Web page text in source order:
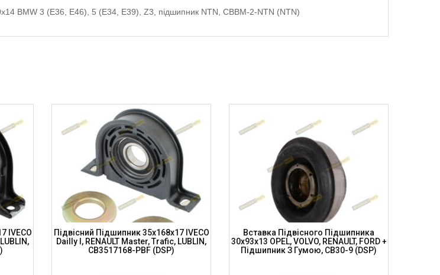
BMW 3 (E36, E46), 5 (E34, E39), Z3, підшипник NTN, CBBM-2-NTN (NTN)
IVECO
Підвісний Підшипник 35x168x17 IVECO
Dailly I, RENAULT Master, Trafic, LUBLIN,
CB3517168-PBF (DSP)
Вставка Підвісного Підшипника
30x93x13 OPEL, VOLVO, RENAULT, FORD +
Підшипник З Гумою, CB30-9 (DSP)